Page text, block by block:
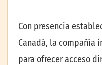
Con presencia
Canadá, la compañía
para ofrecer acceso